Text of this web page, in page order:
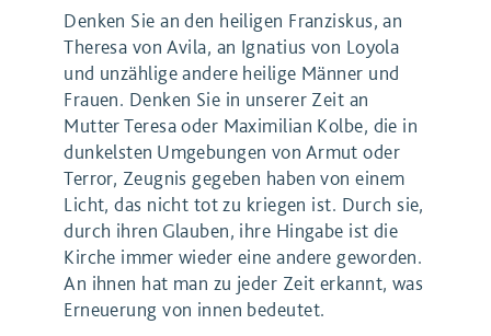
Denken Sie an den heiligen Franziskus, an
Theresa von Avila, an Ignatius von Loyola
und unzählige andere heilige Männer und
Frauen. Denken Sie in unserer Zeit an
Mutter Teresa oder Maximilian Kolbe, die in
dunkelsten Umgebungen von Armut oder
Terror, Zeugnis gegeben haben von einem
Licht, das nicht tot zu kriegen ist. Durch sie,
durch ihren Glauben, ihre Hingabe ist die
Kirche immer wieder eine andere geworden.
An ihnen hat man zu jeder Zeit erkannt, was
Erneuerung von innen bedeutet.